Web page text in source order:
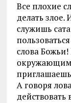
Все плохие
делать злое.
служишь
слова
окружающим.
А говоря
действовать